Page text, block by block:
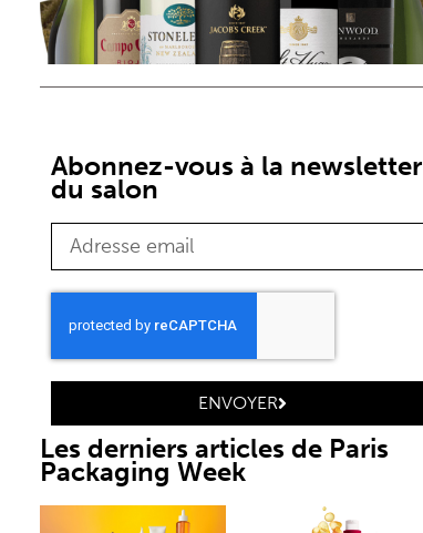
Abonnez-vous à la newsletter
du salon
ENVOYER
Les derniers articles de Paris
Packaging Week